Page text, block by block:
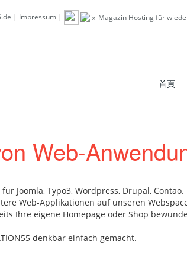
| Impressum |
首頁
Web-
für Joomla, Typo3, Wordpress, Drupal,
Web-Applikationen auf unseren
Ihre eigene Homepage oder Shop
denkbar einfach gemacht.